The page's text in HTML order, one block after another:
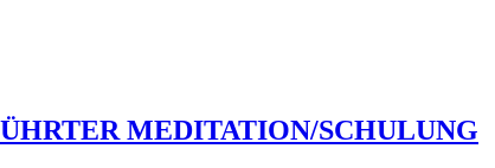
MEDITATION/SCHULUNG